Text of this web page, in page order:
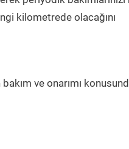
kilometrede olacağını
bakım ve onarımı